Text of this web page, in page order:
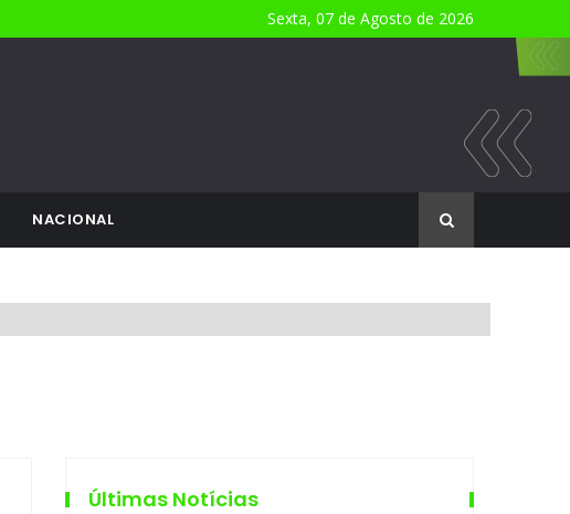
Sexta, 07 de Agosto de 2026
NACIONAL
Últimas Notícias